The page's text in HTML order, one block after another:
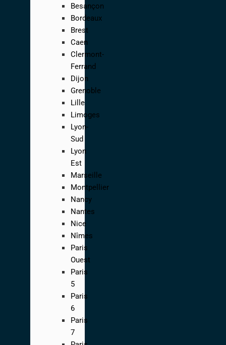
Besançon
Bordeaux
Brest
Caen
Clermont-
Ferrand
Dijon
Grenoble
Lille
Limoges
Lyon-
Sud
Lyon
Est
Marseille
Montpellier
Nancy
Nantes
Nice
Nîmes
Paris
Ouest
Paris
5
Paris
6
Paris
7